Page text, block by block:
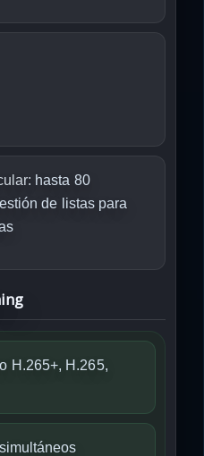
hasta 80
de listas para
H.265+, H.265,